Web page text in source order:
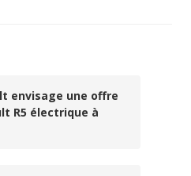
envisage une offre
R5 électrique à